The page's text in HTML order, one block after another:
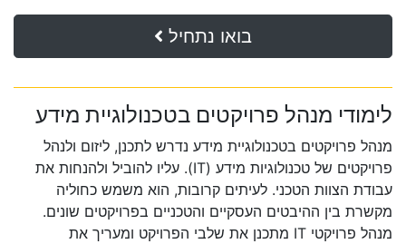
בואו נתחיל
לימודי מנהל פרויקטים בטכנולוגיית מידע
מנהל פרויקטים בטכנולוגיית מידע נדרש לתכנן, ליזום ולנהל
פרויקטים של טכנולוגיות מידע (IT). עליו להוביל ולהנחות את
עבודת הצוות הטכני. לעיתים קרובות, הוא משמש כחוליה
מקשרת בין ההיבטים העסקיים והטכניים בפרויקטים שונים.
מנהל פרויקטי IT מתכנן את שלבי הפרויקט ומעריך את